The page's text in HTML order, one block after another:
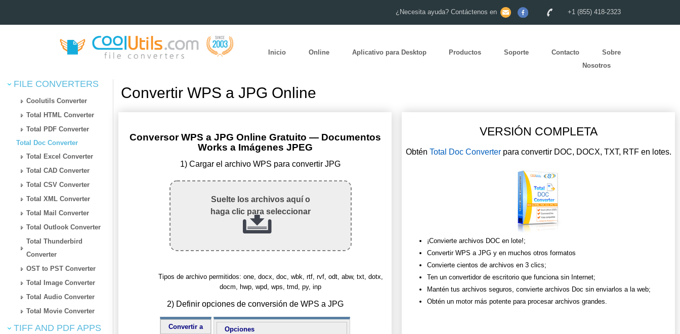
¿Necesita ayuda? Contáctenos en +1 (855) 418-2323
Inicio Online Aplicativo para Desktop Productos Soporte Contacto
Sobre
Nosotros
FILE CONVERTERS
Coolutils Converter
Total HTML Converter
Total PDF Converter
Total Doc Converter
Total Excel Converter
Total CAD Converter
Total CSV Converter
Total XML Converter
Total Mail Converter
Total Outlook Converter
Total Thunderbird
Converter
OST to PST Converter
Total Image Converter
Total Audio Converter
Total Movie Converter
TIFF AND PDF APPS
Convertir WPS a JPG Online
Conversor WPS a JPG Online Gratuito — Documentos
Works a Imágenes JPEG
1) Cargar el archivo WPS para convertir JPG
Suelte los archivos aquí o
haga clic para seleccionar
Tipos de archivo permitidos: one, docx, doc, wbk, rtf, rvf, odt, abw, txt, dotx,
docm, hwp, wpd, wps, tmd, py, inp
2) Definir opciones de conversión de WPS a JPG
Convertir a Opciones
VERSIÓN COMPLETA
Obtén Total Doc Converterpara convertir DOC, DOCX, TXT, RTF en lotes.
¡Convierte archivos DOC en lote!;
Convertir WPS a JPG y en muchos otros formatos
Convierte cientos de archivos en 3 clics;
Ten un convertidor de escritorio que funciona sin Internet;
Mantén tus archivos seguros, convierte archivos Doc sin enviarlos a la web;
Obtén un motor más potente para procesar archivos grandes.